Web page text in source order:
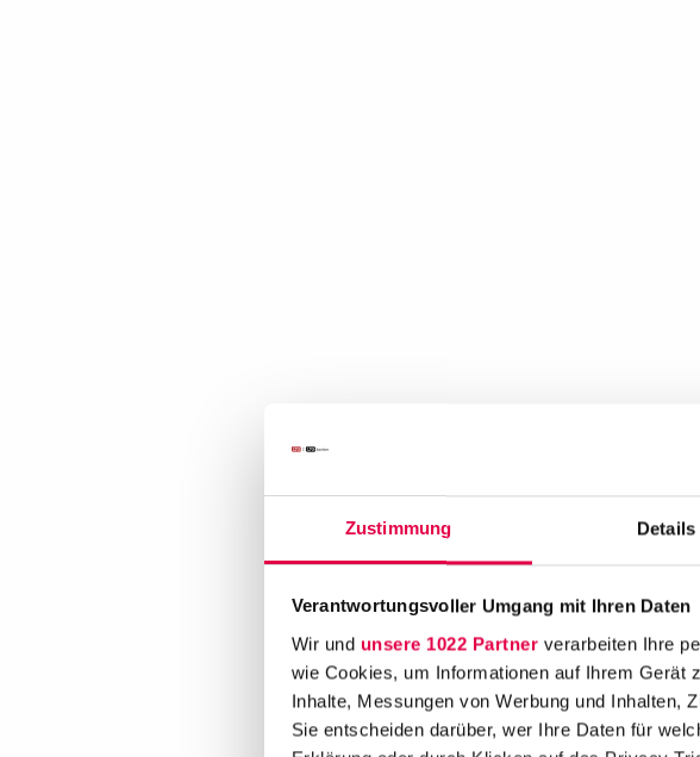
Zustimmung Details
Verantwortungsvoller Umgang mit Ihren Daten
Wir und unsere 1022 Partner verarbeiten Ihre
wie Cookies, um Informationen auf Ihrem Gerät
Inhalte, Messungen von Werbung und Inhalten,
Sie entscheiden darüber, wer Ihre Daten für